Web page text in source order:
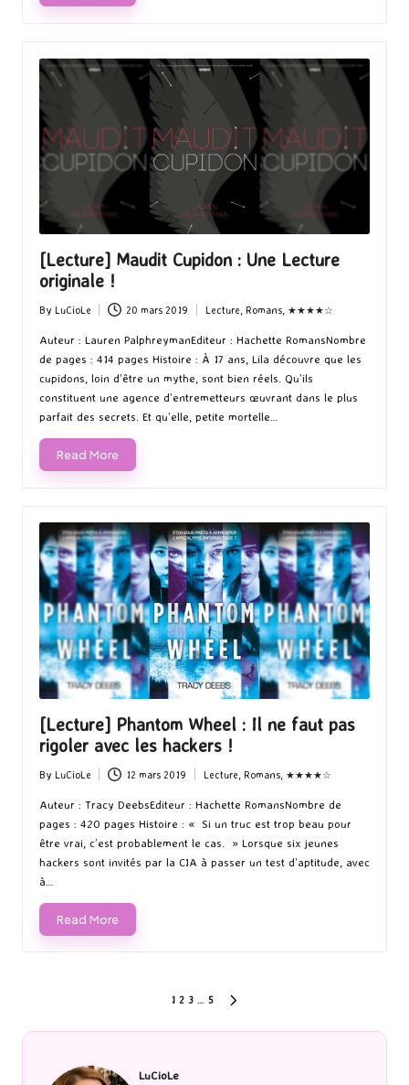
[Lecture] Maudit Cupidon : Une Lecture
originale !
Posted
by
By LuCioLe 20 mars 2019
Posted
in
Lecture Romans, ★★★★☆
Auteur : Lauren PalphreymanEditeur : Hachette RomansNombre
de pages : 414 pages Histoire : À 17 ans, Lila découvre que les
cupidons, loin d’être un mythe, sont bien réels. Qu’ils
constituent une agence d’entremetteurs œuvrant dans le plus
parfait des secrets. Et qu’elle, petite mortelle…
Read More
[Lecture] Phantom Wheel : Il ne faut pas
rigoler avec les hackers !
Posted
by
By LuCioLe 12 mars 2019
Posted
in
Lecture Romans, ★★★★☆
Auteur : Tracy DeebsEditeur : Hachette RomansNombre de
pages : 420 pages Histoire : « Si un truc est trop beau pour
être vrai, c’est probablement le cas. » Lorsque six jeunes
hackers sont invités par la CIA à passer un test d’aptitude, avec
à…
Read More
des
publications
1 2 3 … 5
LuCioLe